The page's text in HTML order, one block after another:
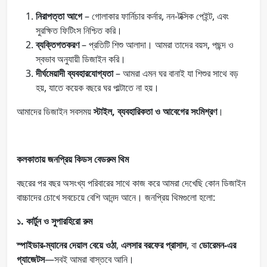
নিরাপত্তা আগে– গোলাকার ফার্নিচার কর্নার, নন-টক্সিক পেইন্ট, এবং
সুরক্ষিত ফিটিংস নিশ্চিত করি।
ব্যক্তিগতকরণ– প্রতিটি শিশু আলাদা। আমরা তাদের বয়স, পছন্দ ও
স্বভাব অনুযায়ী ডিজাইন করি।
দীর্ঘমেয়াদী ব্যবহারযোগ্যতা– আমরা এমন ঘর বানাই যা শিশুর সাথে বড়
হয়, যাতে কয়েক বছরে ঘর পাল্টাতে না হয়।
আমাদের ডিজাইন সবসময়স্টাইল, ব্যবহারিকতা ও আবেগের সংমিশ্রণ।
কলকাতায় জনপ্রিয় কিডস বেডরুম থিম
বছরের পর বছর অসংখ্য পরিবারের সাথে কাজ করে আমরা দেখেছি কোন ডিজাইন
বাচ্চাদের চোখে সবচেয়ে বেশি আনন্দ আনে। জনপ্রিয় থিমগুলো হলো:
১. কার্টুন ও সুপারহিরো রুম
স্পাইডার-ম্যানের দেয়াল বেয়ে ওঠা, এলসার বরফের প্রাসাদ, বাডোরেমন-এর
গ্যাজেটস—সবই আমরা বাস্তবে আনি।